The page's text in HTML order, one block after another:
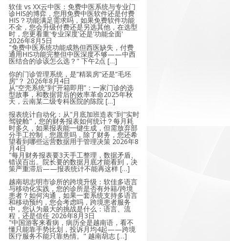
软佳 vs XX云中医：免费中医系统与专业门
诊HIS的博弈，您用免费中医软件还是付费
HIS？功能满足需求吗，如果免费软件功能
不全，您会升级付费还是另选其他，在选型
时，您更看重'专业深度'还是'功能全面'
2026年8月5日
"免费中医系统功能成熟但西医缺失，付费
通用HIS功能完整但中医深度不够——中西
医结合的诊该怎么选？" 下午2点 […]
你的门诊管理系统，是“精装房”还是“毛坯
房”？ 2026年8月4日
从“空壳系统”到“开箱即用”：一家门诊的选
型故事，和数据背后的效率革命2025年秋
天，云南某二级专科医院的陈院 […]
报表统计自动化：从"月底加班造表"到"实时
驾驶舱"，您的财务报表如何统计？每月耗
时多久，如果报表能一键生成，但需放弃部
分手工控制，您愿意吗，除了财务，您还希
望看到哪些运营数据用于管理决策 2026年8
月4日
"每月财务报表要3天手工整理，数据矛盾、
错误百出。院长要的数据月底才能看到，决
策严重滞后——报表统计不能再这样 […]
越南胡志明市诊所的跨境升级：软佳多语言
与移动化实践，您的诊所是否有外籍/跨境
患者？如何沟通，如果一套系统支持多语言
和移动预约，您会考虑吗，跨境患者服务
中，您认为最大的挑战是什么：语言、流
程，还是信任 2026年8月3日
"中国游客来看病，病历全是越南语，看不
懂只能靠手势比划，投诉月均4起——跨境
医疗服务不能只靠热情。" 越南胡志 […]